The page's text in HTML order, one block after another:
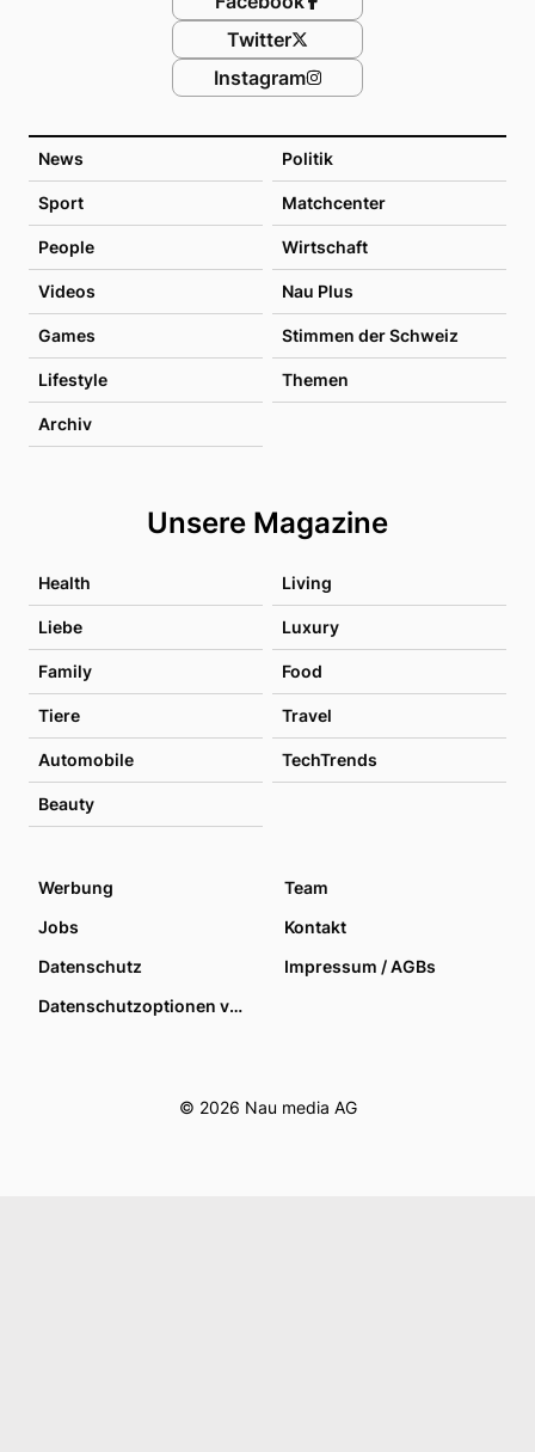
News Politik
Sport Matchcenter
People Wirtschaft
Videos Nau Plus
Games Stimmen der Schweiz
Lifestyle Themen
Archiv
Unsere Magazine
Health Living
Liebe Luxury
Family Food
Tiere Travel
Automobile TechTrends
Beauty
Twitter
Instagram
Werbung
Team
Jobs
Kontakt
Datenschutz
Impressum / AGBs
Datenschutzoptionen verwalten
© 2026 Nau media AG